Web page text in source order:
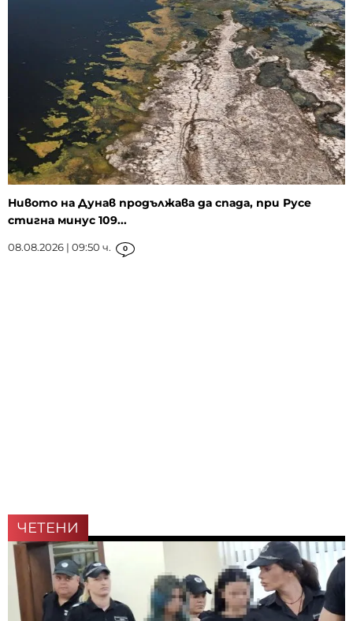
Нивото на Дунав продължава да спада, при Русе
стигна минус 109...
08.08.2026 | 09:50 ч. 0
ЧЕТЕНИ